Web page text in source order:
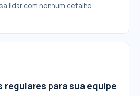
lidar com nenhum detalhe
regulares para sua equipe